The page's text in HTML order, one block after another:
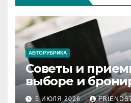
АВТОРУБРИКА
Советы и
выборе и
авиабилетов
5 ИЮЛЯ 2026